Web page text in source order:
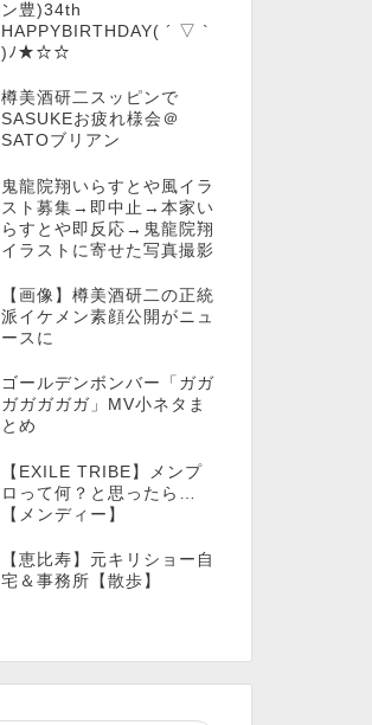
ン豊)34th
HAPPYBIRTHDAY( ´ ▽ `
)ﾉ★☆☆
樽美酒研二スッピンで
SASUKEお疲れ様会＠
SATOブリアン
鬼龍院翔いらすとや風イラ
スト募集→即中止→本家い
らすとや即反応→鬼龍院翔
イラストに寄せた写真撮影
【画像】樽美酒研二の正統
派イケメン素顔公開がニュ
ースに
ゴールデンボンバー「ガガ
ガガガガガ」MV小ネタま
とめ
【EXILE TRIBE】メンプ
ロって何？と思ったら…
【メンディー】
【恵比寿】元キリショー自
宅＆事務所【散歩】